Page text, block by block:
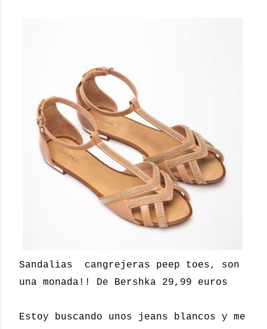
Sandalias cangrejeras peep toes, son
una monada!! De Bershka 29,99 euros
Estoy buscando unos jeans blancos y me